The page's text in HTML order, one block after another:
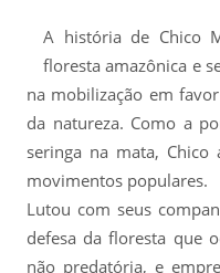
A história de Chico
floresta amazônica e
na mobilização em
da natureza. Como a
seringa na mata,
movimentos populares.
Lutou com seus
defesa da floresta que
não predatória, e